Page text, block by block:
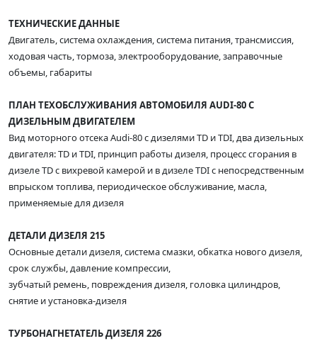
ТЕХНИЧЕСКИЕ ДАННЫЕ
Двигатель, система охлаждения, система питания, трансмиссия,
ходовая часть, тормоза, электрооборудование, заправочные
объемы, габариты
ПЛАН ТЕХОБСЛУЖИВАНИЯ АВТОМОБИЛЯ AUDI-80 С
ДИЗЕЛЬНЫМ ДВИГАТЕЛЕМ
Вид моторного отсека Audi-80 с дизелями TD и TDI, два дизельных
двигателя: TD и TDI, принцип работы дизеля, процесс сгорания в
дизеле TD с вихревой камерой и в дизеле TDI с непосредственным
впрыском топлива, периодическое обслуживание, масла,
применяемые для дизеля
ДЕТАЛИ ДИЗЕЛЯ 215
Основные детали дизеля, система смазки, обкатка нового дизеля,
срок службы, давление компрессии,
зубчатый ремень, повреждения дизеля, головка цилиндров,
снятие и установка-дизеля
ТУРБОНАГНЕТАТЕЛЬ ДИЗЕЛЯ 226